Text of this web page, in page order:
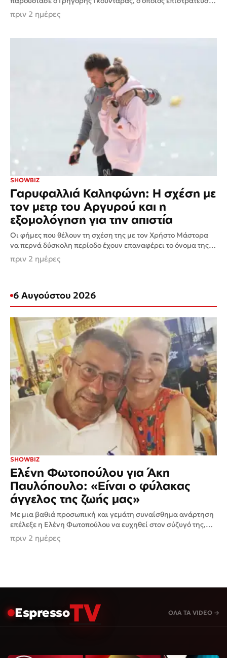
το χιούμορ του και μοιράστηκε μια... ιδιαίτερη συμβουλή
προς...
πριν 2 ημέρες
SHOWBIZ
Γαρυφαλλιά Καληφώνη: Η σχέση με
τον μετρ του Αργυρού και η
εξομολόγηση για την απιστία
Οι φήμες που θέλουν τη σχέση της με τον Χρήστο Μάστορα
να περνά δύσκολη περίοδο έχουν επαναφέρει το όνομα της
Γαρυφαλλιάς Καληφώνη στο προσκήνιο. Ωστόσο,...
πριν 2 ημέρες
6 Αυγούστου 2026
SHOWBIZ
Ελένη Φωτοπούλου για Άκη
Παυλόπουλο: «Είναι ο φύλακας
άγγελος της ζωής μας»
Με μια βαθιά προσωπική και γεμάτη συναίσθημα ανάρτηση
επέλεξε η Ελένη Φωτοπούλου να ευχηθεί στον σύζυγό της,
Άκη Παυλόπουλο, για την ονομαστική του εορτή,
αποκαλύπτοντας...
πριν 2 ημέρες
EspressoTV ΟΛΑ ΤΑ VIDEO →